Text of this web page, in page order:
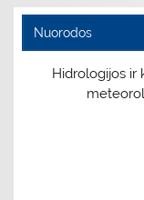
Nuorodos
Hidrologijos ir